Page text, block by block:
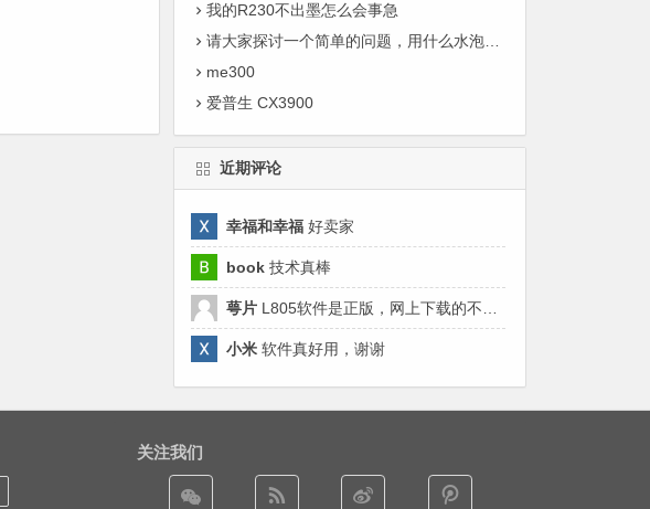
我的R230不出墨怎么会事急
请大家探讨一个简单的问题，用什么水泡打印头好啊？
me300
爱普生 CX3900
近期评论
幸福和幸福好卖家
book技术真棒
萼片L805软件是正版，网上下载的不好用，来这里清零来对了哈。
小米软件真好用，谢谢
关注我们